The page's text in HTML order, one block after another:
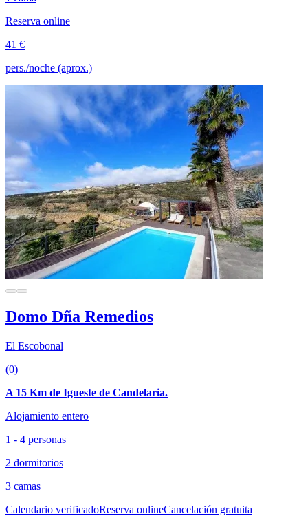
Reserva online
41 €
pers./noche (aprox.)
Domo Dña Remedios
El Escobonal
(0)
A 15 Km de Igueste de Candelaria.
Alojamiento entero
1 - 4 personas
2 dormitorios
3 camas
Calendario verificadoReserva onlineCancelación gratuita